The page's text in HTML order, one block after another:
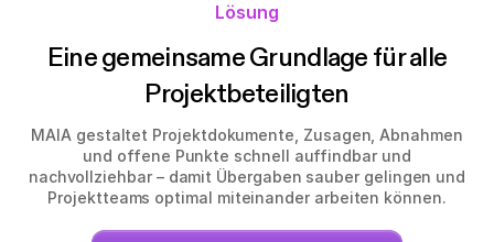
Lösung
Eine gemeinsame Grundlage für alle
Projektbeteiligten
MAIA gestaltet Projektdokumente, Zusagen, Abnahmen
und offene Punkte schnell auffindbar und
nachvollziehbar – damit Übergaben sauber gelingen und
Projektteams optimal miteinander arbeiten können.